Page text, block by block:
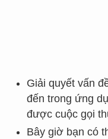
Giải quyết vấn
đến trong ứng
được cuộc gọi
Bây giờ bạn có